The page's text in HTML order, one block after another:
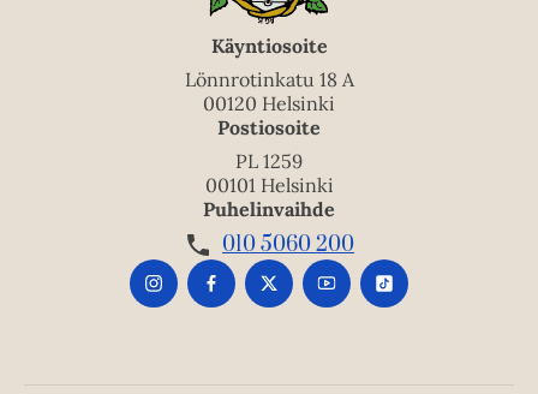
Käyntiosoite
Lönnrotinkatu 18 A
00120 Helsinki
Postiosoite
PL 1259
00101 Helsinki
Puhelinvaihde
010 5060 200